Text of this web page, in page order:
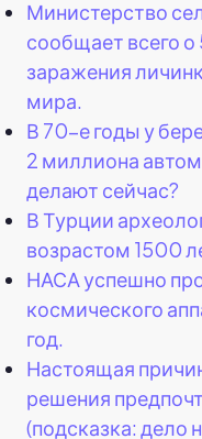
Министерство
сообщает всего о
заражения
мира.
В 70-е годы у
2 миллиона
делают сейчас?
В Турции
возрастом 1500
НАСА успешно
космического
год.
Настоящая
решения
(подсказка: дело